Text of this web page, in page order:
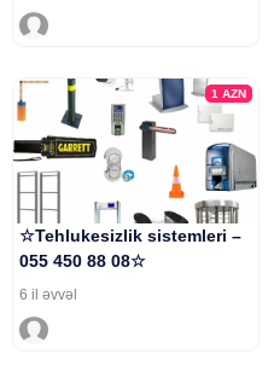
1AZN
☆Tehlukesizlik sistemleri –
055 450 88 08☆
6 il əvvəl